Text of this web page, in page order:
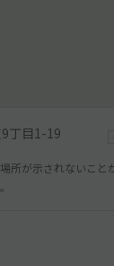
丁目1-19
所が示されないこと